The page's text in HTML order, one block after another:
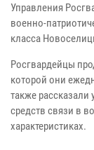
Управления
военно-
класса
Росгвардейцы
которой они
также
средств связи в
характеристиках.